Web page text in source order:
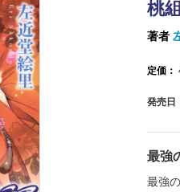
桃
著者
定価：
発売日
最強
最強